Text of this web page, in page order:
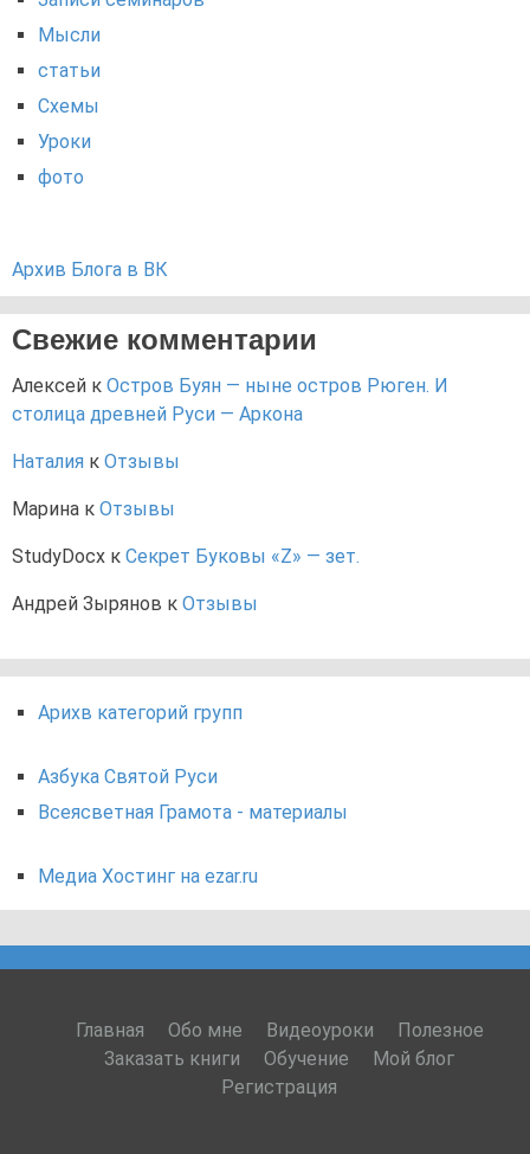
Мысли
статьи
Схемы
Уроки
фото
Архив Блога в ВК
Свежие комментарии
Алексей к Остров Буян — ныне остров Рюген. И
столица древней Руси — Аркона
Наталия к Отзывы
Марина к Отзывы
StudyDocx к Секрет Буковы «Z» — зет.
Андрей Зырянов к Отзывы
Арихв категорий групп
Азбука Святой Руси
Всеясветная Грамота - материалы
Медиа Хостинг на ezar.ru
Главная Обо мне Видеоуроки
Полезное
Заказать книги
Обучение
Мой блог
Регистрация